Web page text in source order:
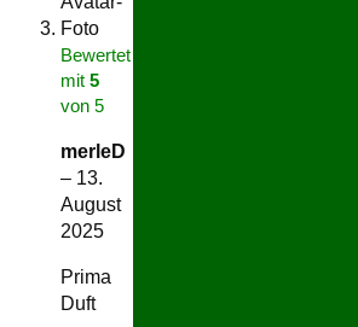
Bewertet
mit5
von 5
merleD
– 13.
August
2025
Prima
Duft